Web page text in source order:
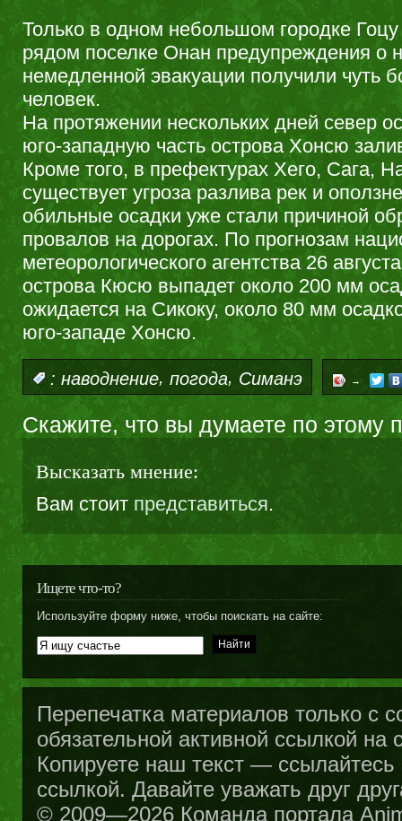
Только в одном небольшом городке
рядом поселке Онан предупреждения о
немедленной эвакуации получили чуть
человек.
На протяжении нескольких дней север
юго-западную часть острова Хонсю
Кроме того, в префектурах Хего, Сага,
существует угроза разлива рек и
обильные осадки уже стали причиной
провалов на дорогах. По прогнозам
метеорологического агентства 26
острова Кюсю выпадет около 200 мм
ожидается на Сикоку, около 80 мм
юго-западе Хонсю.
: наводнение, погода, Симанэ →
Скажите, что вы думаете по этому
Высказать мнение:
Вам стоит представиться.
Ищете что-то?
Используйте форму ниже, чтобы поискать на сайте:
Перепечатка материалов только с
обязательной активной ссылкой на
Копируете наш текст —
ссылкой. Давайте уважать друг
© 2009—2026 Команда портала